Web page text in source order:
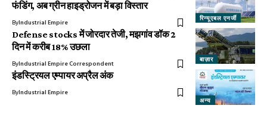
रिन्यूएबल एनर्जी
फंडिंग, अब ग्रीन हाइड्रोजन में बड़ा विस्तार
ByIndustrial Empire
बाज़ार
Defense stocks में जोरदार तेजी, मझगांव डॉक 2
दिन में करीब 18% उछला
ByIndustrial Empire Correspondent
अन्य
इंडस्ट्रियल एम्पायर अप्रैल अंक
ByIndustrial Empire